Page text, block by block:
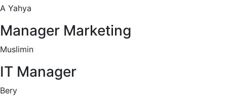
A Yahya
Manager Marketing
Muslimin
IT Manager
Bery